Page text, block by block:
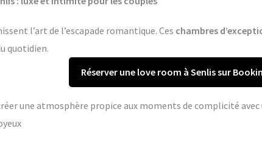
l’art de l’escapade romantique. Ces chambres
quotidien.
Réserver une love room à Senlis sur
une atmosphère propice aux moments de complicité